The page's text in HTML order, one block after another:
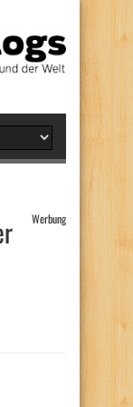
Werbung